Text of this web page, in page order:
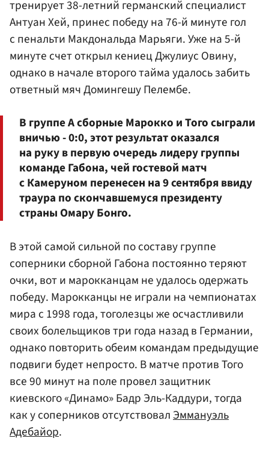
тренирует 38-летний германский специалист
Антуан Хей, принес победу на 76-й минуте гол
с пенальти Макдональда Марьяги. Уже на 5-й
минуте счет открыл кениец Джулиус Овину,
однако в начале второго тайма удалось забить
ответный мяч Домингешу Пелембе.
В группе А сборные Марокко и Того сыграли
вничью - 0:0, этот результат оказался
на руку в первую очередь лидеру группы
команде Габона, чей гостевой матч
с Камеруном перенесен на 9 сентября ввиду
траура по скончавшемуся президенту
страны Омару Бонго.
В этой самой сильной по составу группе
соперники сборной Габона постоянно теряют
очки, вот и марокканцам не удалось одержать
победу. Марокканцы не играли на чемпионатах
мира с 1998 года, тоголезцы же осчастливили
своих болельщиков три года назад в Германии,
однако повторить обеим командам предыдущие
подвиги будет непросто. В матче против Того
все 90 минут на поле провел защитник
киевского «Динамо» Бадр Эль-Каддури, тогда
как у соперников отсутствовалЭммануэль
Адебайор.